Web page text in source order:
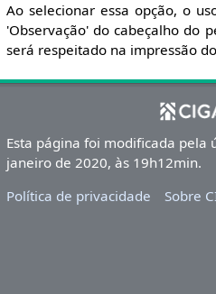
Ao selecionar essa opção, o
'Observação' do cabeçalho do
será respeitado na impressão
Esta página foi modificada pela
janeiro de 2020, às 19h12min.
Política de privacidade
Sobre